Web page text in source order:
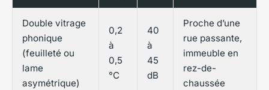
Double vitrage
phonique
(feuilleté ou
lame
asymétrique)
0,2
à
0,5
°C
40
à
45
dB
Proche d’une
rue passante,
immeuble en
rez-de-
chaussée